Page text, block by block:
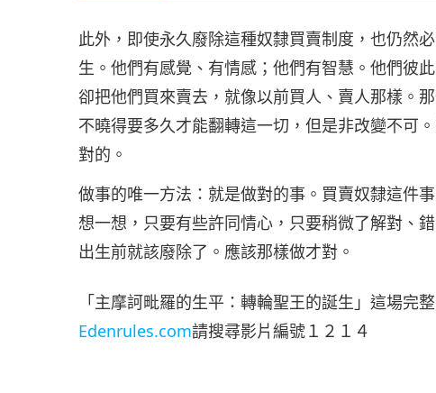
此外，即使永久廢除這種奴隸買賣制度，也仍然
生。他們有感覺、有情感；他們有智慧。他們彼
卻把他們買來賣去，就像以前買人、賣人那樣。
不曉得要多久才能翻轉這一切，但是非改變不可
對的。
做事的唯一方法：就是做對的事。買賣奴隸這件
想一想，只要有些許同情心，只要稍微了解對、
出生前就該廢除了。應該那樣做才對。
「主摩訶毗羅的生平：轉輪聖王的誕生」這場完
Edenrules.com請搜尋影片編號１２１４